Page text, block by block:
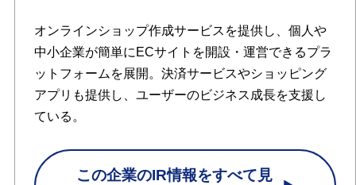
オンラインショップ作成サービスを提供し、個人や
中小企業が簡単にECサイトを開設・運営できるプラ
ットフォームを展開。決済サービスやショッピング
アプリも提供し、ユーザーのビジネス成長を支援し
ている。
この企業のIR情報をすべて見